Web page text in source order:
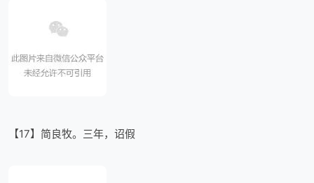
【17】简良牧。三年，诏假